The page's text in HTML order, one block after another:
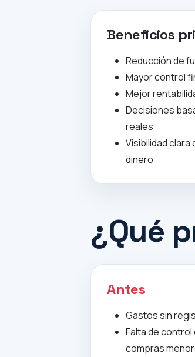
Beneficios
Reducción de
Mayor control
Mejor
Decisiones
reales
Visibilidad clara
dinero
¿Qué
Antes
Gastos sin
Falta de control
compras